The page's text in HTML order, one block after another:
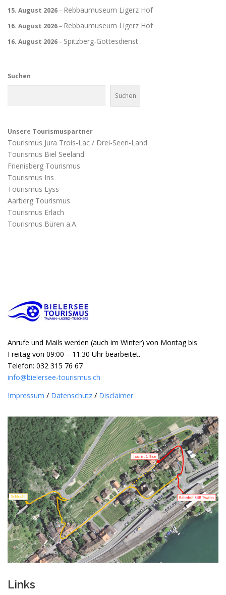
15. August 2026– Rebbaumuseum Ligerz Hof
16. August 2026– Rebbaumuseum Ligerz Hof
16. August 2026– Spitzberg-Gottesdienst
Suchen
Suchen
Unsere Tourismuspartner
Tourismus Jura Trois-Lac / Drei-Seen-Land
Tourismus Biel Seeland
Frienisberg Tourismus
Tourismus Ins
Tourismus Lyss
Aarberg Tourismus
Tourismus Erlach
Tourismus Büren a.A.
Anrufe und Mails werden (auch im Winter) von Montag bis
Freitag von 09:00 – 11:30 Uhr bearbeitet.
Telefon: 032 315 76 67
info@bielersee-tourismus.ch
Impressum / Datenschutz / Disclaimer
Links